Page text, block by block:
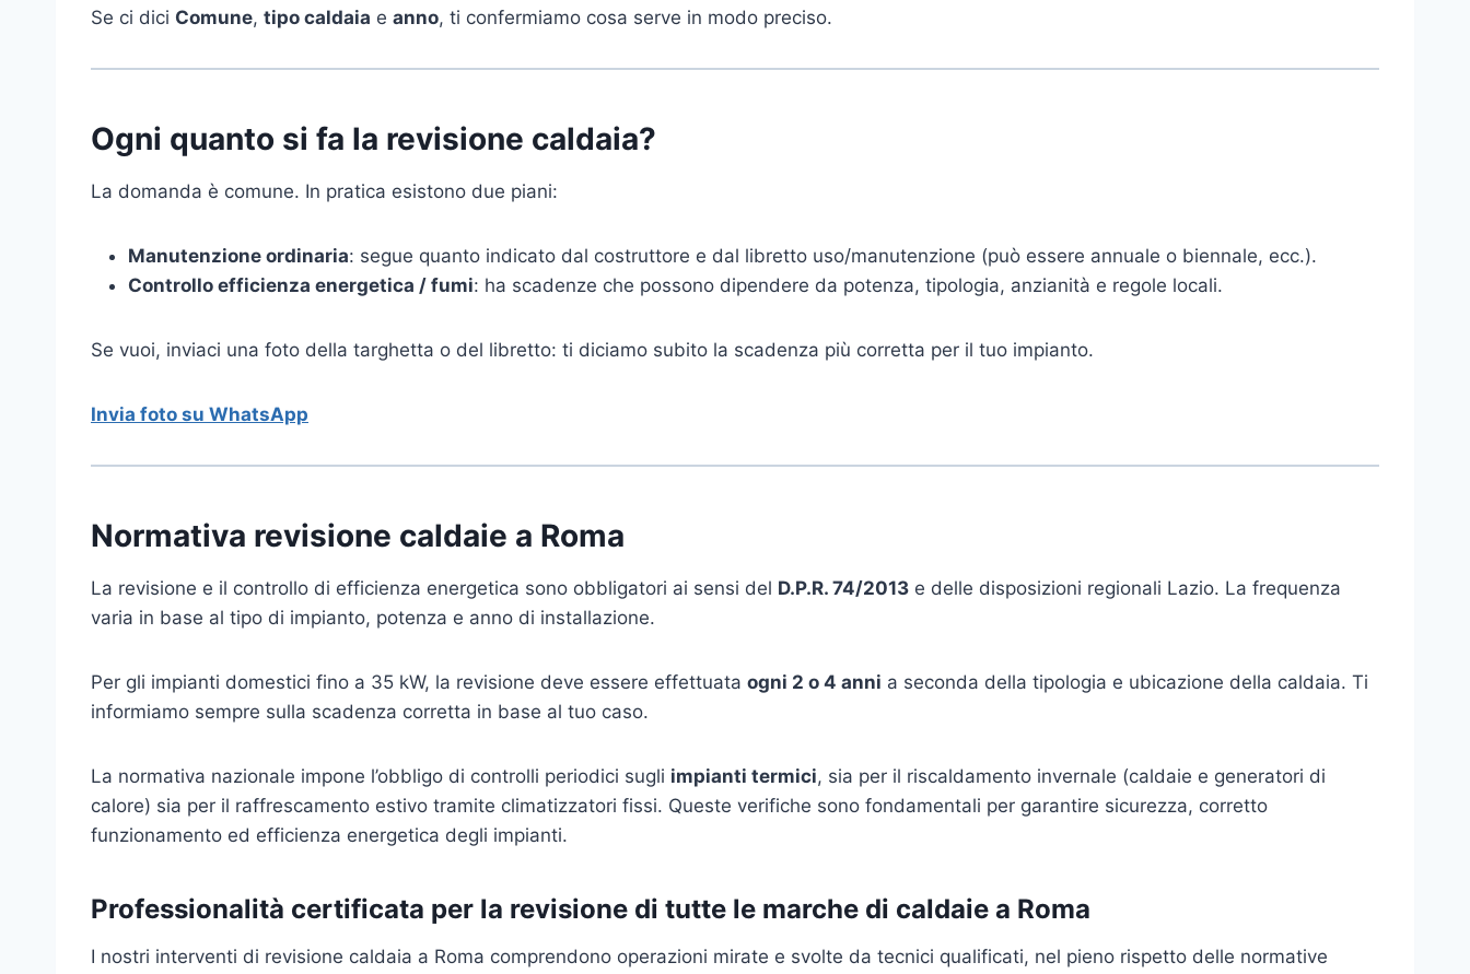
Se ci dici Comune, tipo caldaia e anno, ti confermiamo cosa serve in modo preciso.
Ogni quanto si fa la revisione caldaia?
La domanda è comune. In pratica esistono due piani:
Manutenzione ordinaria: segue quanto indicato dal costruttore e dal libretto uso/manutenzione (può essere annuale o biennale, ecc.).
Controllo efficienza energetica / fumi: ha scadenze che possono dipendere da potenza, tipologia, anzianità e regole locali.
Se vuoi, inviaci una foto della targhetta o del libretto: ti diciamo subito la scadenza più corretta per il tuo impianto.
Invia foto su WhatsApp
Normativa revisione caldaie a Roma
La revisione e il controllo di efficienza energetica sono obbligatori ai sensi del D.P.R. 74/2013 e delle disposizioni regionali Lazio. La frequenza
varia in base al tipo di impianto, potenza e anno di installazione.
Per gli impianti domestici fino a 35 kW, la revisione deve essere effettuata ogni 2 o 4 anni a seconda della tipologia e ubicazione della caldaia. Ti
informiamo sempre sulla scadenza corretta in base al tuo caso.
La normativa nazionale impone l’obbligo di controlli periodici sugli impianti termici, sia per il riscaldamento invernale (caldaie e generatori di
calore) sia per il raffrescamento estivo tramite climatizzatori fissi. Queste verifiche sono fondamentali per garantire sicurezza, corretto
funzionamento ed efficienza energetica degli impianti.
Professionalità certificata per la revisione di tutte le marche di caldaie a Roma
I nostri interventi di revisione caldaia a Roma comprendono operazioni mirate e svolte da tecnici qualificati, nel pieno rispetto delle normative